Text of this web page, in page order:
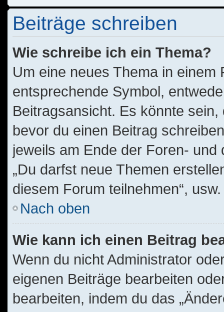
Beiträge schreiben
Wie schreibe ich ein Thema?
Um eine neues Thema in
entsprechende Symbol,
Beitragsansicht. Es könnte
bevor du einen Beitrag
jeweils am Ende der Foren-
„Du darfst neue Themen
diesem Forum teilnehmen“, usw.
Nach oben
Wie kann ich einen Beitrag
Wenn du nicht Administrator
eigenen Beiträge bearbeiten
bearbeiten, indem du das